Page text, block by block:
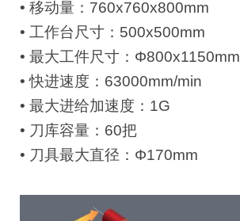
• 移动量：760x760x800mm
• 工作台尺寸：500x500mm
• 最大工件尺寸：Φ800x1150mm
• 快进速度：63000mm/min
• 最大进给加速度：1G
• 刀库容量：60把
• 刀具最大直径：Φ170mm